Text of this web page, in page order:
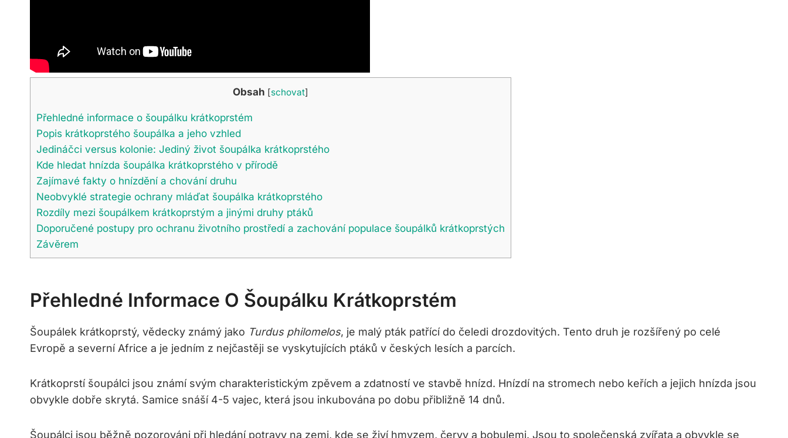
Obsah [schovat]
Přehledné informace o šoupálku krátkoprstém
Popis krátkoprstého šoupálka a jeho vzhled
Jedináčci versus kolonie: Jediný život šoupálka krátkoprstého
Kde hledat hnízda šoupálka krátkoprstého v přírodě
Zajímavé fakty o hnízdění a chování druhu
Neobvyklé strategie ochrany mláďat šoupálka krátkoprstého
Rozdíly mezi šoupálkem krátkoprstým a jinými druhy ptáků
Doporučené postupy pro ochranu životního prostředí a zachování populace šoupálků krátkoprstých
Závěrem
Přehledné Informace O Šoupálku Krátkoprstém
Šoupálek krátkoprstý, vědecky známý jako Turdus philomelos, je malý pták patřící do čeledi drozdovitých. Tento druh je rozšířený po celé
Evropě a severní Africe a je jedním z nejčastěji se vyskytujících ptáků v českých lesích a parcích.
Krátkoprstí šoupálci jsou známí svým charakteristickým zpěvem a zdatností ve stavbě hnízd. Hnízdí na stromech nebo keřích a jejich hnízda jsou
obvykle dobře skrytá. Samice snáší 4-5 vajec, která jsou inkubována po dobu přibližně 14 dnů.
Šoupálci jsou běžně pozorováni při hledání potravy na zemi, kde se živí hmyzem, červy a bobulemi. Jsou to společenská zvířata a obvykle se